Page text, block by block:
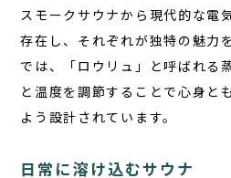
スモークサウナから現代的な電
存在し、それぞれが独特の魅力
では、「ロウリュ」と呼ばれる
と温度を調節することで心身と
よう設計されています。
日常に溶け込むサウナ